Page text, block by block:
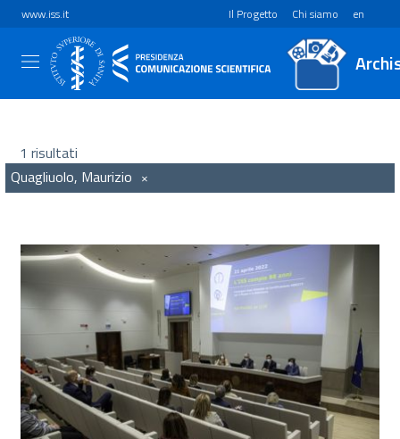
www.iss.it Il Progetto Chi siamo en
1 risultati
Quagliuolo, Maurizio